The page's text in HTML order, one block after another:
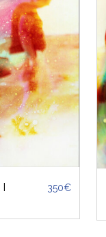
350€